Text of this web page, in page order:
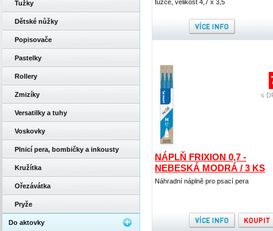
tužce, velikost 4,7 x 3,5
NÁPLŇ FRIXION 0,7 -
NEBESKÁ MODRÁ / 3 KS
Náhradní náplně pro psací pera
s
Tužky
Dětské nůžky
Popisovače
Pastelky
Rollery
Zmizíky
Versatilky a tuhy
Voskovky
Plnicí pera, bombičky a inkousty
Kružítka
Ořezávátka
Pryže
Do aktovky